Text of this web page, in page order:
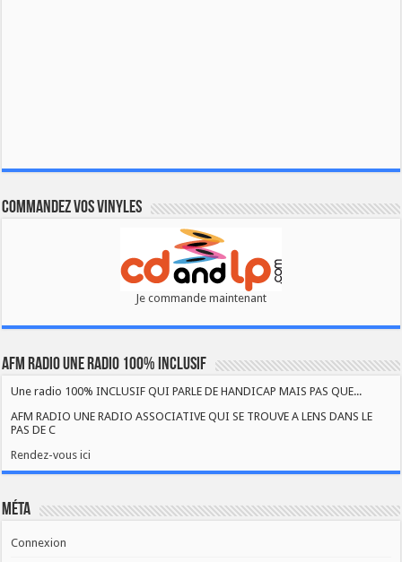
Commandez vos vinyles
Je commande maintenant
AFM RADIO UNE RADIO 100% INCLUSIF
Une radio 100% INCLUSIF QUI PARLE DE HANDICAP MAIS PAS QUE...
AFM RADIO UNE RADIO ASSOCIATIVE QUI SE TROUVE A LENS DANS LE
PAS DE C
Rendez-vous ici
Méta
Connexion